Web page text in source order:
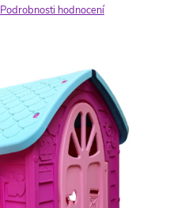
Podrobnosti hodnocení